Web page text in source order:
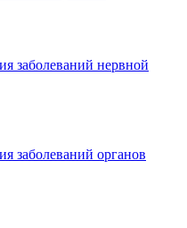
заболеваний нервной
заболеваний органов